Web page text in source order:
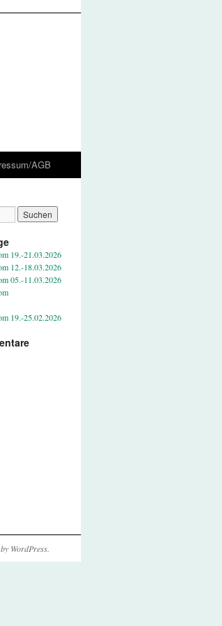
AGB
19.-21.03.2026
12.-18.03.2026
05.-11.03.2026
19.-25.02.2026
WordPress.